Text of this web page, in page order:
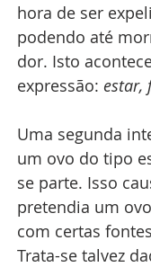
hora de ser
podendo até
dor. Isto
expressão: estar,
Uma segunda
um ovo do tipo
se parte. Isso
pretendia um
com certas
Trata-se talvez